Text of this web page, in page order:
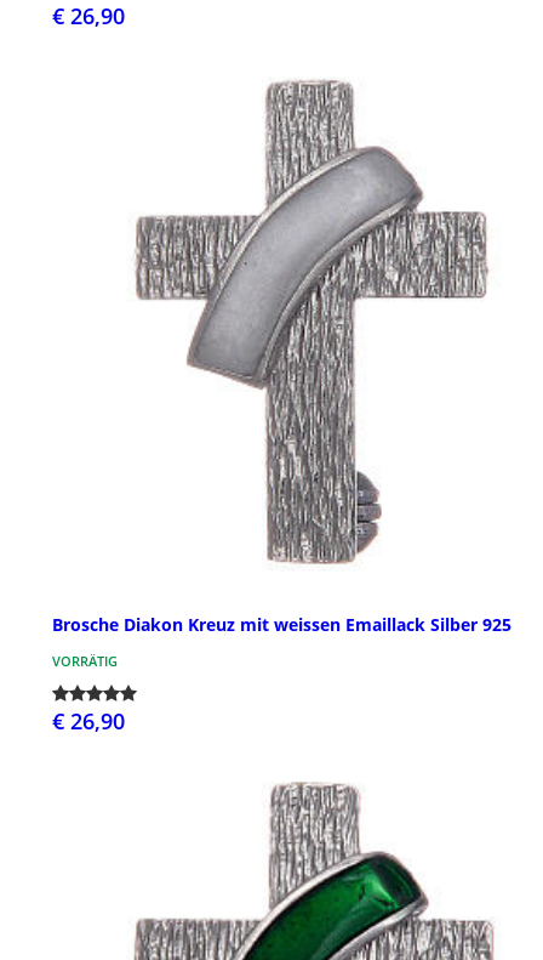
€ 26,90
Brosche Diakon Kreuz mit weissen Emaillack Silber 925
VORRÄTIG
€ 26,90